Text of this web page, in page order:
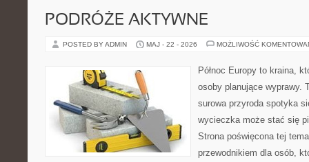
PODRÓŻE AKTYWNE
POSTED BY ADMIN MAJ - 22 - 2026 MOŻLIWOŚĆ
Północ Europy to kraina,
osoby planujące wyprawy.
surowa przyroda spotyka
wycieczka może stać się
Strona poświęcona tej
przewodnikiem dla osób,